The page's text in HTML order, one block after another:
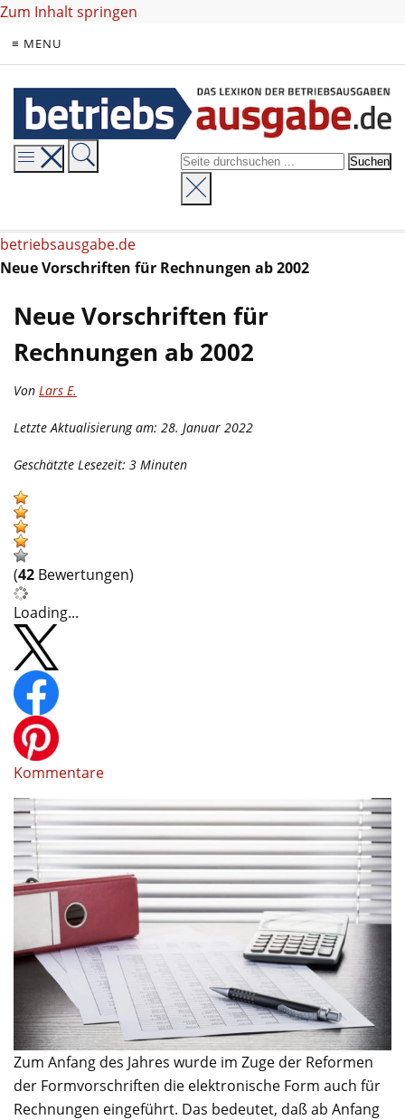
Zum Inhalt springen
≡ MENU
betriebsausgabe.de
Neue Vorschriften für Rechnungen ab 2002
Neue Vorschriften für
Rechnungen ab 2002
Von Lars E.
Letzte Aktualisierung am: 28. Januar 2022
Geschätzte Lesezeit: 3 Minuten
(42 Bewertungen)
Loading...
Kommentare
Zum Anfang des Jahres wurde im Zuge der Reformen
der Formvorschriften die elektronische Form auch für
Rechnungen eingeführt. Das bedeutet, daß ab Anfang